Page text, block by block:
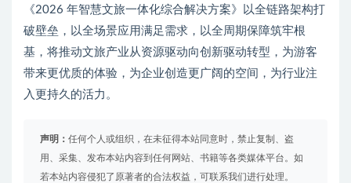
《2026 年智慧文旅一体化综合解决方案》以全链路架构打
破壁垒，以全场景应用满足需求，以全周期保障筑牢根
基，将推动文旅产业从资源驱动向创新驱动转型，为游客
带来更优质的体验，为企业创造更广阔的空间，为行业注
入更持久的活力。
声明： 任何个人或组织，在未征得本站同意时，禁止复制、盗
用、采集、发布本站内容到任何网站、书籍等各类媒体平台。如
若本站内容侵犯了原著者的合法权益，可联系我们进行处理。